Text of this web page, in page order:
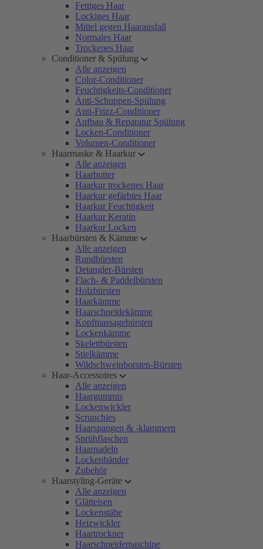
Fettiges Haar
Lockiges Haar
Mittel gegen Haarausfall
Normales Haar
Trockenes Haar
Conditioner & Spülung
Alle anzeigen
Color-Conditioner
Feuchtigkeits-Conditioner
Anti-Schuppen-Spülung
Anti-Frizz-Conditioner
Aufbau & Reparatur Spülung
Locken-Conditioner
Volumen-Conditioner
Haarmaske & Haarkur
Alle anzeigen
Haarbutter
Haarkur trockenes Haar
Haarkur gefärbtes Haar
Haarkur Feuchtigkeit
Haarkur Keratin
Haarkur Locken
Haarbürsten & Kämme
Alle anzeigen
Rundbürsten
Detangler-Bürsten
Flach- & Paddelbürsten
Holzbürsten
Haarkämme
Haarschneidekämme
Kopfmassagebürsten
Lockenkämme
Skelettbürsten
Stielkämme
Wildschweinborsten-Bürsten
Haar-Accessoires
Alle anzeigen
Haargummis
Lockenwickler
Scrunchies
Haarspangen & -klammern
Sprühflaschen
Haarnadeln
Lockenbänder
Zubehör
Haarstyling-Geräte
Alle anzeigen
Glätteisen
Lockenstäbe
Heizwickler
Haartrockner
Haarschneidemaschine